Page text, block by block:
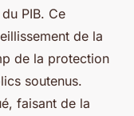
PIB. Ce
de la
de la protection
soutenus.
faisant de la